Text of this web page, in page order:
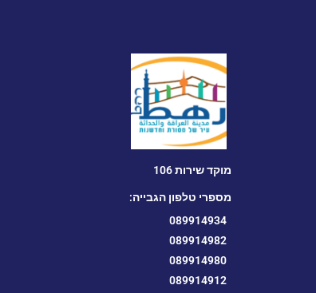
מוקד שירות 106
מספרי טלפון הגבייה:
089914934
089914982
089914980
089914912